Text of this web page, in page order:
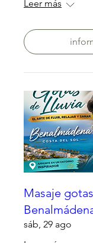
Leer más
Masaje
sáb, 29 ago